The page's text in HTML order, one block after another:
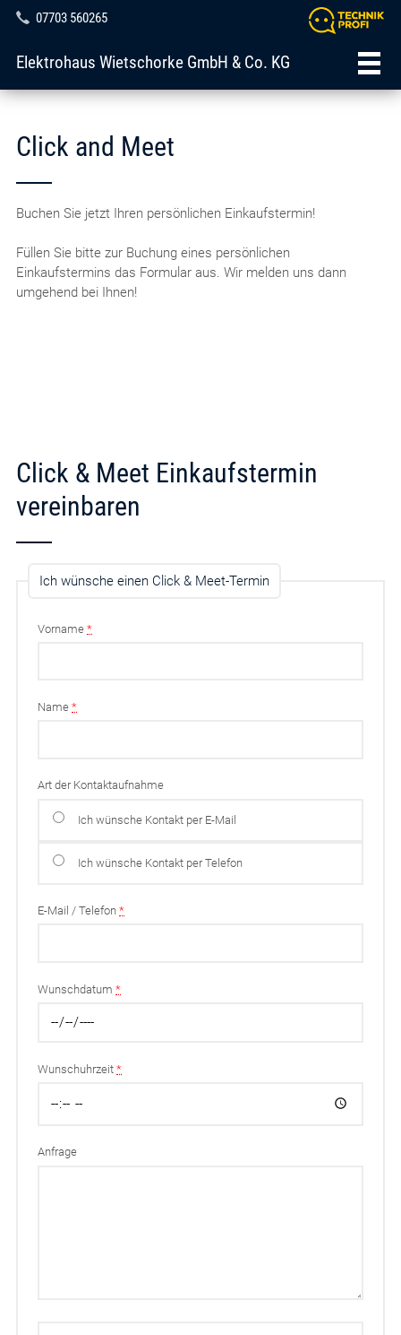
07703 560265
Elektrohaus Wietschorke GmbH & Co. KG
Click and Meet
Buchen Sie jetzt Ihren persönlichen Einkaufstermin!
Füllen Sie bitte zur Buchung eines persönlichen
Einkaufstermins das Formular aus. Wir melden uns dann
umgehend bei Ihnen!
Click & Meet Einkaufstermin
vereinbaren
Ich wünsche einen Click & Meet-Termin
Vorname*
Name*
Art der Kontaktaufnahme
Ich wünsche Kontakt per E-Mail
Ich wünsche Kontakt per Telefon
E-Mail / Telefon*
Wunschdatum*
Wunschuhrzeit*
Anfrage